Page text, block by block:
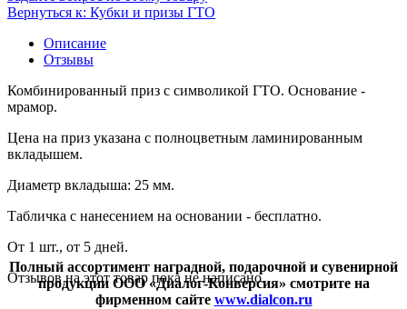
Вернуться к: Кубки и призы ГТО
Описание
Отзывы
Комбинированный приз с символикой ГТО. Основание -
мрамор.
Цена на приз указана с полноцветным ламинированным
вкладышем.
Диаметр вкладыша: 25 мм.
Табличка с нанесением на основании - бесплатно.
От 1 шт., от 5 дней.
Отзывов на этот товар пока не написано.
Полный ассортимент наградной, подарочной и сувенирной
продукции ООО «Диалог-Конверсия» смотрите на
фирменном сайте www.dialcon.ru